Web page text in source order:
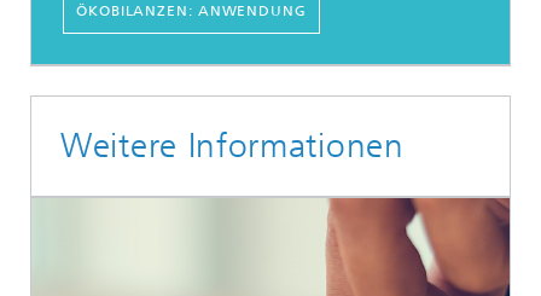
ÖKOBILANZEN: ANWENDUNG
Weitere Informationen